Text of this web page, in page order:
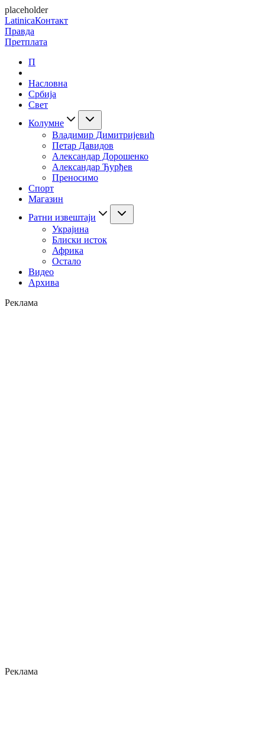
placeholder
LatinicaКонтакт
Правда
Претплата
П
Насловна
Србија
Свет
Колумне
Владимир Димитријевић
Петар Давидов
Александар Дорошенко
Александар Ђурђев
Преносимо
Спорт
Магазин
Ратни извештаји
Украјина
Блиски исток
Африка
Остало
Видео
Архива
Реклама
Реклама